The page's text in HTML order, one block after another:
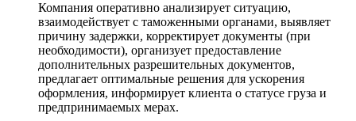
Компания оперативно анализирует ситуацию,
взаимодействует с таможенными органами, выявляет
причину задержки, корректирует документы (при
необходимости), организует предоставление
дополнительных разрешительных документов,
предлагает оптимальные решения для ускорения
оформления, информирует клиента о статусе груза и
предпринимаемых мерах.